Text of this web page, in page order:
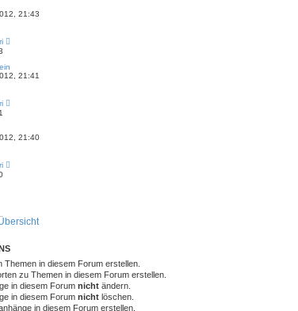
21:43
21:41
21:40
Themen in diesem Forum erstellen.
zu Themen in diesem Forum erstellen.
in diesem Forum nicht ändern.
in diesem Forum nicht löschen.
in diesem Forum erstellen.